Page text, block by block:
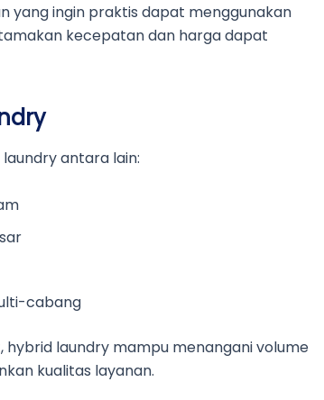
yang ingin praktis dapat menggunakan
kecepatan dan harga dapat
antara lain:
cabang
laundry mampu menangani volume
kualitas layanan.